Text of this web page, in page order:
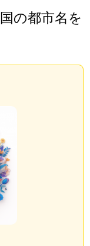
の都市名を